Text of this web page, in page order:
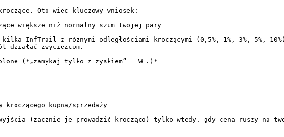
Oto więc kluczowy wniosek:
większe niż normalny szum twojej pary
kilka InfTrail z różnymi odległościami kroczącymi (0,5%, 1%, 3%, 5%,
działać zwycięzcom.
(*„zamykaj tylko z zyskiem” = WŁ.)*
kupna/sprzedaży